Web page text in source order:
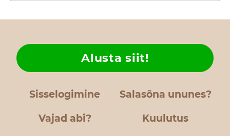
Sisselogimine Salasõna ununes?
Vajad abi?
Alusta siit!
Kuulutus